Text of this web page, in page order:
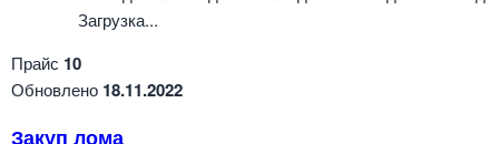
Загрузка...
Прайс 10
Обновлено 18.11.2022
Закуп лома